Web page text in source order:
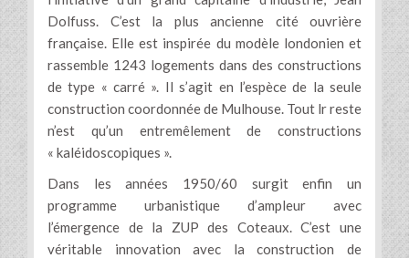
Dolfuss. C’est la plus ancienne cité ouvrière
française. Elle est inspirée du modèle londonien et
rassemble 1243 logements dans des constructions
de type « carré ». Il s’agit en l’espèce de la seule
construction coordonnée de Mulhouse. Tout lr reste
n’est qu’un entremêlement de constructions
« kaléidoscopiques ».
Dans les années 1950/60 surgit enfin un
programme urbanistique d’ampleur avec
l’émergence de la ZUP des Coteaux. C’est une
véritable innovation avec la construction de